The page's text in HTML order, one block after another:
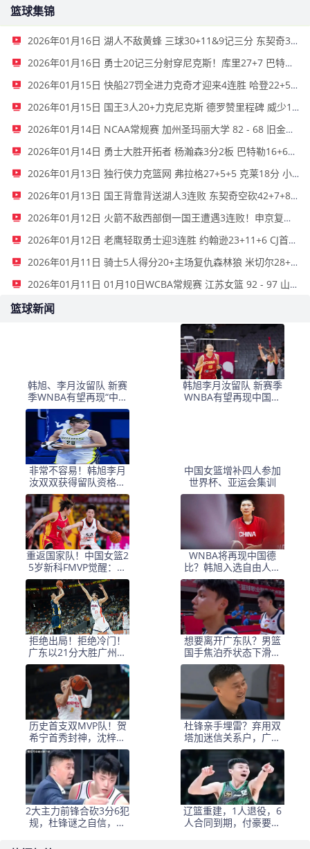
篮球集锦
2026年01月16日 湖人不敌黄蜂 三球30+11&9记三分 东契奇39分 詹姆斯29+9+6
2026年01月16日 勇士20记三分射穿尼克斯！库里27+7 巴特勒32+8 穆迪三分9中7
2026年01月15日 快船27罚全进力克奇才迎来4连胜 哈登22+5+8 伦纳德33分4断
2026年01月15日 国王3人20+力克尼克斯 德罗赞里程碑 威少11助 布伦森伤退
2026年01月14日 NCAA常规赛 加州圣玛丽大学 82 - 68 旧金山大学 全场集锦
2026年01月14日 勇士大胜开拓者 杨瀚森3分2板 巴特勒16+6+5 库里9中2送11助
2026年01月13日 独行侠力克篮网 弗拉格27+5+5 克莱18分 小波特28+9
2026年01月13日 国王背靠背送湖人3连败 东契奇空砍42+7+8+4断 威少22+5+7
2026年01月12日 火箭不敌西部倒一国王遭遇3连败！申京复出19+9 阿门31+13+6
2026年01月12日 老鹰轻取勇士迎3连胜 约翰逊23+11+6 CJ首秀12分 库里31+5
2026年01月11日 骑士5人得分20+主场复仇森林狼 米切尔28+8 爱德华兹25+5
2026年01月11日 01月10日WCBA常规赛 江苏女篮 92 - 97 山东女篮 全场集锦
篮球新闻
韩旭、李月汝留队 新赛
季WNBA有望再现“中国
德比”
韩旭李月汝留队 新赛季
WNBA有望再现中国德
非常不容易！韩旭李月
汝双双获得留队资格，
李梦国家队之路或有变
中国女篮增补四人参加
世界杯、亚运会集训
重返国家队！中国女篮2
5岁新科FMVP觉醒：总
决赛力压王思雨
WNBA将再现中国德
比？韩旭入选自由人名
单，李月汝加盟飞翼队
拒绝出局！拒绝冷门！
广东以21分大胜广州，
胡明轩21+6终显身手
想要离开广东队？男篮
国手焦泊乔状态下滑，
或将被朱芳雨交易！
历史首支双MVP队！贺
希宁首秀封神，沈梓捷
后悔吗
杜锋亲手埋雷？弃用双
塔加迷信关系户，广东
队被三分雨打懵
2大主力前锋合砍3分6犯
规，杜锋谜之自信，赛
辽篮重建，1人退役，6
人合同到期，付豪要顶